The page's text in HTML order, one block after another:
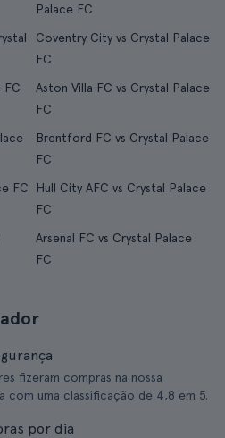
Palace FC
Coventry City vs Crystal Palace
FC
FC
Aston Villa FC vs Crystal Palace
FC
Brentford FC vs Crystal Palace
FC
FC
Hull City AFC vs Crystal Palace
FC
Arsenal FC vs Crystal Palace
FC
fizeram compras na nossa
com uma classificação de 4,8 em 5.
por dia